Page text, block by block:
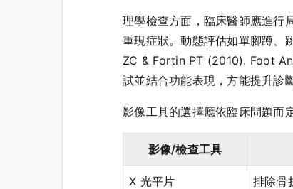
理學檢查方面，臨床醫師應進
重現症狀。動態評估如單腳蹲、
ZC & Fortin PT (2010). Foot
試並結合功能表現，方能提升診
影像工具的選擇應依臨床問題而
影像/檢查工具
X 光平片 排除骨